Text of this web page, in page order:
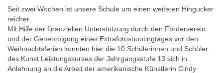
Seit zwei Wochen ist unsere Schule um einen weiteren Hingucker
reicher.
Mit Hilfe der finanziellen Unterstützung durch den Förderverein
und der Genehmigung eines Extrafotoshootingtages vor den
Weihnachtsferien konnten hier die 10 Schülerinnen und Schüler
des Kunst Leistungskurses der Jahrgangsstufe 13 sich in
Anlehnung an die Arbeit der amerikanische Künstlerin Cindy